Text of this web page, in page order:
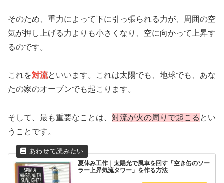
そのため、重力によって下に引っ張られる力が、周囲の空
気が押し上げる力よりも小さくなり、空に向かって上昇す
るのです。
これを対流といいます。これは太陽でも、地球でも、あな
たの家のオーブンでも起こります。
そして、最も重要なことは、 対流が火の周りで起こる とい
うことです。
夏休み工作｜太陽光で風車を回す「空き缶のソー
ラー上昇気流タワー」を作る方法